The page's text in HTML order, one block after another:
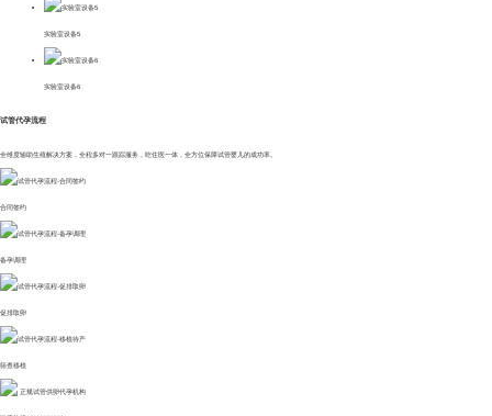
实验室设备5
实验室设备6
试管代孕流程
全维度辅助生殖解决方案，全程多对一跟踪服务，吃住医一体，全方位保障试管婴儿的成功率。
合同签约
备孕调理
促排取卵
筛查移植
正规试管供卵代孕机构